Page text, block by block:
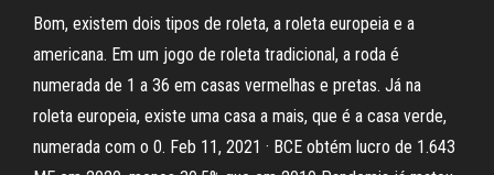
Bom, existem dois tipos de roleta, a roleta europeia e a
americana. Em um jogo de roleta tradicional, a roda é
numerada de 1 a 36 em casas vermelhas e pretas. Já na
roleta europeia, existe uma casa a mais, que é a casa verde,
numerada com o 0. Feb 11, 2021 · BCE obtém lucro de 1.643